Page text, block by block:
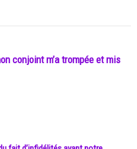
conjoint m’a trompée et mis